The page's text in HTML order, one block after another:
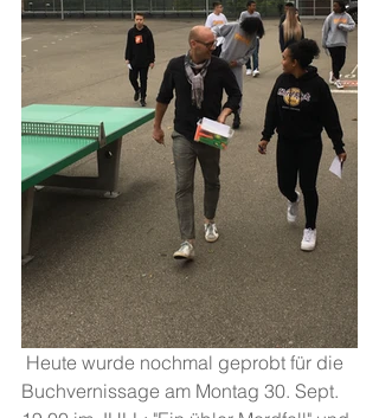
Buchvernissage am Montag 30. Sept.